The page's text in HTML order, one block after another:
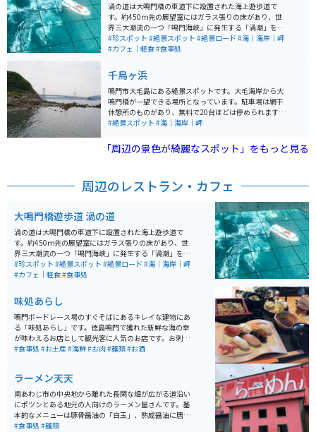
渦の道は大鳴門橋の車道下に設置された海上遊歩道で
す。約450ｍ先の展望室にはガラス張りの床があり、世
界三大潮流の一つ「鳴門海峡」に発生する「渦潮」を、
約45ｍの高さから、覗き込むことが出来ます。 渦潮の発
生時間は毎日違うため、事前に確認（渦の道ホームペー
ススメです。
#珍スポット #絶景スポット #絶景ロード #海｜海岸｜岬
#カフェ｜軽食#食事処
千鳥ヶ浜
鳴門市大毛島にある絶景スポットです。大毛海岸から大
鳴門橋が一望できる場所となっています。駐車場は網干
休憩所のものがあり、無料で20台ほどは停められます。
トイレもあります。 海水浴シーズン以外はほとんど人は
自動販売機くらいはありますが、飲食をするのであれば
少し値段はしますが付近に魚料理のレストランがありま
#絶景スポット #海｜海岸｜岬
「周辺の景色が綺麗なスポット」をもっと見る
周辺のレストラン・カフェ
大鳴門橋遊歩道 渦の道
渦の道は大鳴門橋の車道下に設置された海上遊歩道で
す。約450ｍ先の展望室にはガラス張りの床があり、世
界三大潮流の一つ「鳴門海峡」に発生する「渦潮」を、
約45ｍの高さから、覗き込むことが出来ます。 渦潮の発
生時間は毎日違うため、事前に確認（渦の道ホームペー
ススメです。
#珍スポット #絶景スポット #絶景ロード #海｜海岸｜岬
#カフェ｜軽食#食事処
味処あらし
鳴門ボードレース場のすぐそばにあるキレイな建物にあ
る「味処あらし」です。徳島鳴門で獲れた新鮮な海の幸
が味わえるお店として観光客に人気のお店です。お刺身
からお寿司、揚げ物、煮物まで、なんでも美味しくいた
#食事処 #お土産#海鮮#お肉#麺類#お酒
ラーメン天天
南あわじ市の中央地から離れた長閑な畑が広がる道沿い
にポツンとある地元の人向けのラーメン屋さんです。基
本的なメニューは豚骨醤油の「白玉」、熟成醤油に唐辛
子を散りばめた「赤玉」、熟成醤油にこんがり揚げたネ
#食事処 #麺類